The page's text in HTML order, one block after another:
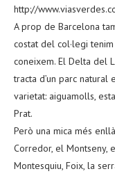
http://
A prop de Barcelona
costat del col·legi
coneixem. El Delta del
tracta d’un parc
varietat: aiguamolls,
Prat.
Però una mica més
Corredor, el Montseny,
Montesquiu, Foix, la